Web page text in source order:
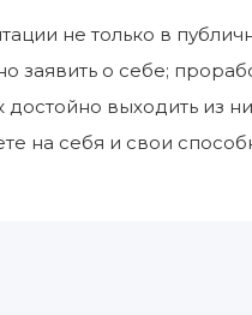
не только в
заявить о себе;
выходить из
на себя и свои